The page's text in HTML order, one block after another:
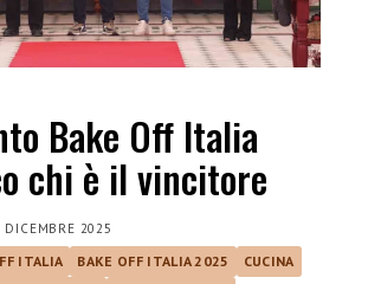
Bake Off Italia
chi è il vincitore
DICEMBRE 2025
ITALIA BAKE OFF ITALIA 2025
CUCINA